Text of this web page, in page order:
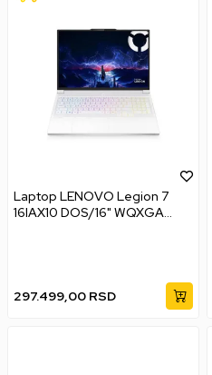
Laptop LENOVO Legion 7
16IAX10 DOS/16" WQXGA
297.499,00 RSD